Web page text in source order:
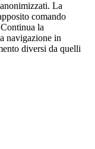
La
comando
la
navigazione in
diversi da quelli